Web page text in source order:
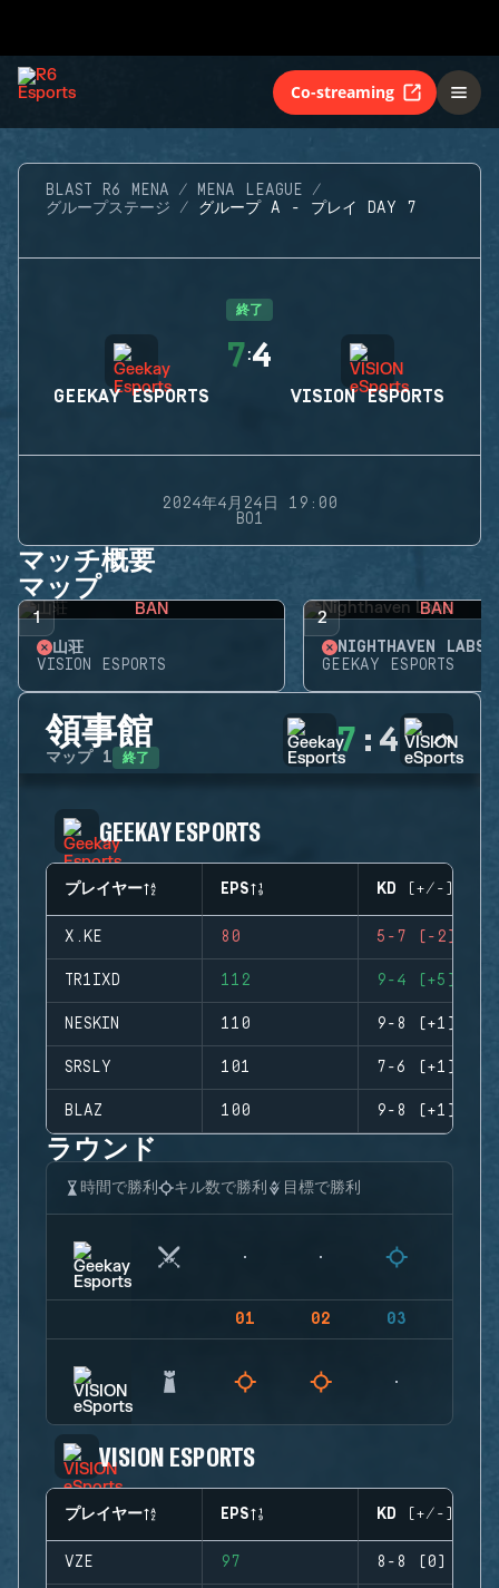
Co-streaming
BLAST R6 MENA
MENA LEAGUE
グループステージ
グループ A - プレイ DAY 7
終了
GEEKAY ESPORTS
7:4
VISION ESPORTS
2024年4月24日 19:00
BO1
マッチ概要
マップ
1 BAN
山荘
VISION ESPORTS
2 BAN
NIGHTHAVEN LABS
GEEKAY ESPORTS
領事館
マップ 1 終了 7 : 4
GEEKAY ESPORTS
プレイヤー EPS KD (+/-)
X.KE 80 5-7 (-2)
TR1IXD 112 9-4 (+5)
NESKIN 110 9-8 (+1)
SRSLY 101 7-6 (+1)
BLAZ 100 9-8 (+1)
ラウンド
時間で勝利 キル数で勝利 目標で勝利
01 02 03
VISION ESPORTS
プレイヤー EPS KD (+/-)
VZE 97 8-8 (0)